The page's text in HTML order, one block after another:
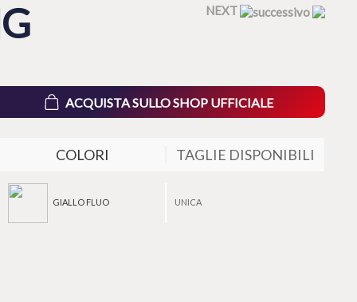
NEXT
ACQUISTA SULLO SHOP UFFICIALE
COLORI TAGLIE DISPONIBILI
GIALLO FLUO UNICA